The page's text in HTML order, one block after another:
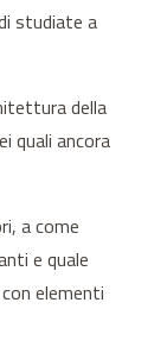
studiate a
della
quali ancora
a come
e quale
elementi